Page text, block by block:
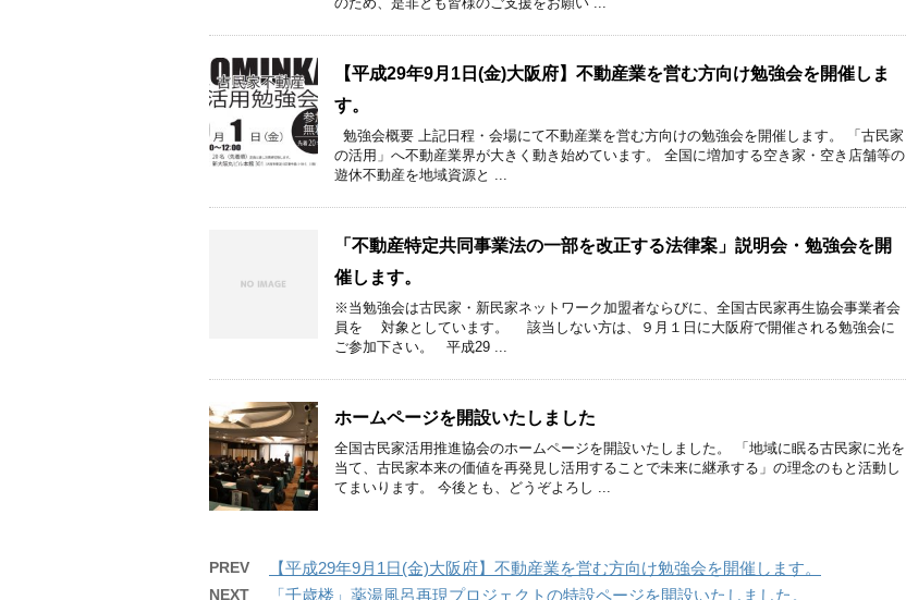
【平成29年9月1日(金)大阪府】不動産業を営む方向け勉強会を開催しま
す。
勉強会概要 上記日程・会場にて不動産業を営む方向けの勉強会を開催します。 「古民家
の活用」へ不動産業界が大きく動き始めています。 全国に増加する空き家・空き店舗等の
遊休不動産を地域資源と ...
「不動産特定共同事業法の一部を改正する法律案」説明会・勉強会を開
催します。
※当勉強会は古民家・新民家ネットワーク加盟者ならびに、全国古民家再生協会事業者会
員を 対象としています。 該当しない方は、９月１日に大阪府で開催される勉強会に
ご参加下さい。 平成29 ...
ホームページを開設いたしました
全国古民家活用推進協会のホームページを開設いたしました。 「地域に眠る古民家に光を
当て、古民家本来の価値を再発見し活用することで未来に継承する」の理念のもと活動し
てまいります。 今後とも、どうぞよろし ...
PREV 【平成29年9月1日(金)大阪府】不動産業を営む方向け勉強会を開催します。
NEXT 「千歳楼」薬湯風呂再現プロジェクトの特設ページを開設いたしました。